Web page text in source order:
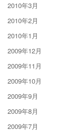
2010年3月
2010年2月
2010年1月
2009年12月
2009年11月
2009年10月
2009年9月
2009年8月
2009年7月